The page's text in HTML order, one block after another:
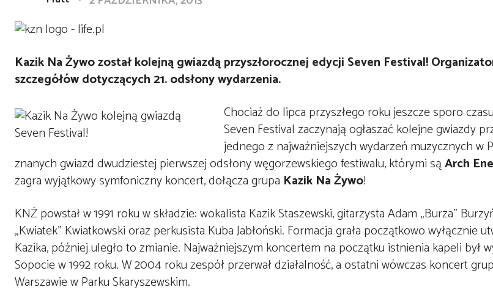
Kazik Na Żywo został kolejną gwiazdą przyszłorocznej edycji Seven Festival!
szczegółów dotyczących 21. odsłony wydarzenia.
Chociaż do lipca przyszłego roku jeszcze sporo
Seven Festival zaczynają ogłaszać kolejne gwiazdy
jednego z najważniejszych wydarzeń muzycznych w
znanych gwiazd dwudziestej pierwszej odsłony węgorzewskiego festiwalu, którymi sąArch
zagra wyjątkowy symfoniczny koncert, dołącza grupa Kazik Na Żywo!
KNŻ powstał w 1991 roku w składzie: wokalista Kazik Staszewski, gitarzysta Adam „Burza”
„Kwiatek” Kwiatkowski oraz perkusista Kuba Jabłoński. Formacja grała początkowo wyłącznie
Kazika, później uległo to zmianie. Najważniejszym koncertem na początku istnienia kapeli był
Sopocie w 1992 roku. W 2004 roku zespół przerwał działalność, a ostatni wówczas koncert
Warszawie w Parku Skaryszewskim.